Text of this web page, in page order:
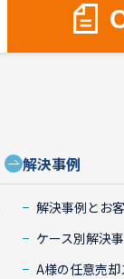
解決事例
解決事例とお
ケース別解決
A様の任意売